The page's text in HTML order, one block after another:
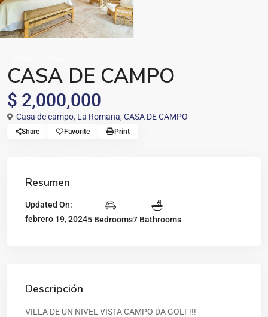
CASA DE CAMPO
$ 2,000,000
Casa de campo, La Romana, CASA DE CAMPO
Share Favorite Print
Resumen
Updated On:
febrero 19, 20245 Bedrooms7 Bathrooms
Descripción
VILLA DE UN NIVEL VISTA CAMPO DA GOLF!!!